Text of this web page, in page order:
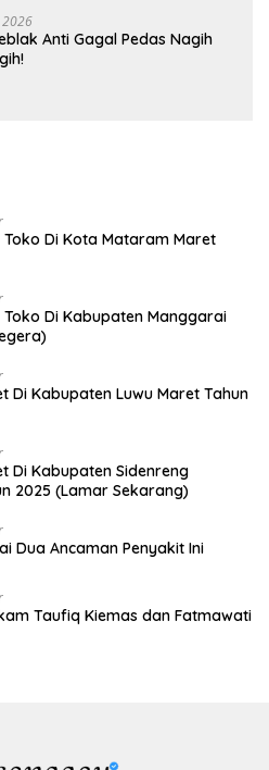
2026
Anti Gagal Pedas Nagih
Di Kota Mataram Maret
Di Kabupaten Manggarai
Di Kabupaten Luwu Maret Tahun
Di Kabupaten Sidenreng
2025 (Lamar Sekarang)
Dua Ancaman Penyakit Ini
Taufiq Kiemas dan Fatmawati